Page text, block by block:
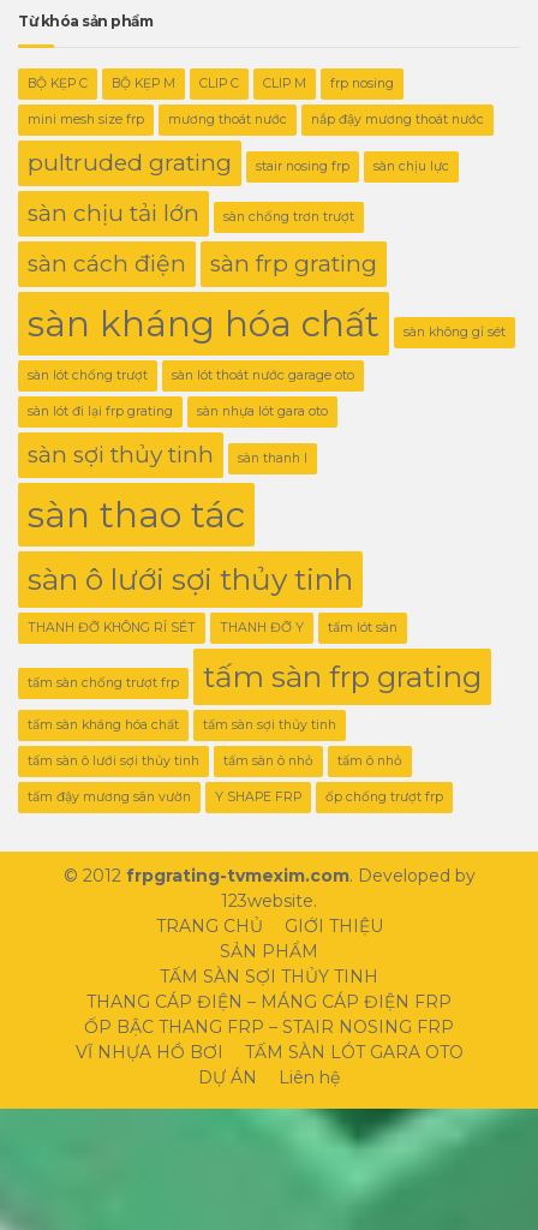
Từ khóa sản phẩm
BỘ KẸP C BỘ KẸP M CLIP C CLIP M frp nosing
mini mesh size frp mương thoát nước nắp đậy mương thoát nước
pultruded grating stair nosing frp sàn chịu lực
sàn chịu tải lớn sàn chống trơn trượt
sàn cách điện sàn frp grating
sàn kháng hóa chất sàn không gỉ sét
sàn lót chống trượt sàn lót thoát nước garage oto
sàn lót đi lại frp grating sàn nhựa lót gara oto
sàn sợi thủy tinh sàn thanh I
sàn thao tác
sàn ô lưới sợi thủy tinh
THANH ĐỠ KHÔNG RỈ SÉT THANH ĐỠ Y tấm lót sàn
tấm sàn chống trượt frp tấm sàn frp grating
tấm sàn kháng hóa chất tấm sàn sợi thủy tinh
tấm sàn ô lưới sợi thủy tinh tấm sàn ô nhỏ tấm ô nhỏ
tấm đậy mương sân vườn Y SHAPE FRP ốp chống trượt frp
© 2012frpgrating-tvmexim.com. Developed by
123website.
TRANG CHỦ
GIỚI THIỆU
SẢN PHẨM
TẤM SÀN SỢI THỦY TINH
THANG CÁP ĐIỆN – MÁNG CÁP ĐIỆN FRP
ỐP BẬC THANG FRP – STAIR NOSING FRP
VĨ NHỰA HỒ BƠI
TẤM SÀN LÓT GARA OTO
DỰ ÁN
Liên hệ